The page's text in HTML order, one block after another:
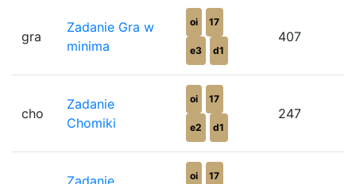
gra
Zadanie Gra w
minima
oi 17
e3 d1
407
cho
Zadanie
Chomiki
oi 17
e2 d1
247
Zadanie oi 17